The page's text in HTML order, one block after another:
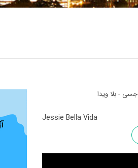
جسی - بلا ویدا
Jessie Bella Vida